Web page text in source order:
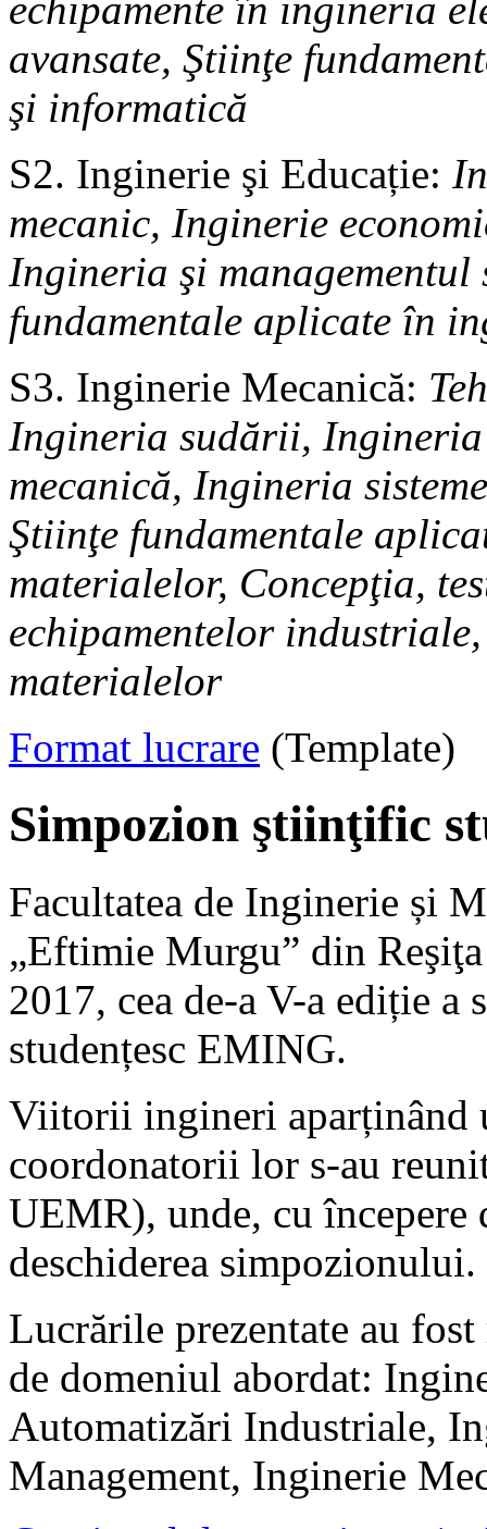
avansate, Ştiinţe
şi informatică
S2. Inginerie şi Educație:
mecanic, Inginerie
Ingineria şi
fundamentale aplicate în
S3. Inginerie Mecanică:
Ingineria sudării,
mecanică, Ingineria
Ştiinţe fundamentale
materialelor, Concepţia,
echipamentelor
materialelor
Format lucrare (Template)
Simpozion ştiinţific
Facultatea de Inginerie și
„Eftimie Murgu” din
2017, cea de-a V-a ediție
studențesc EMING.
Viitorii ingineri aparținând
coordonatorii lor s-au
UEMR), unde, cu începere
deschiderea simpozionului.
Lucrările prezentate au
de domeniul abordat:
Automatizări Industriale,
Management, Inginerie